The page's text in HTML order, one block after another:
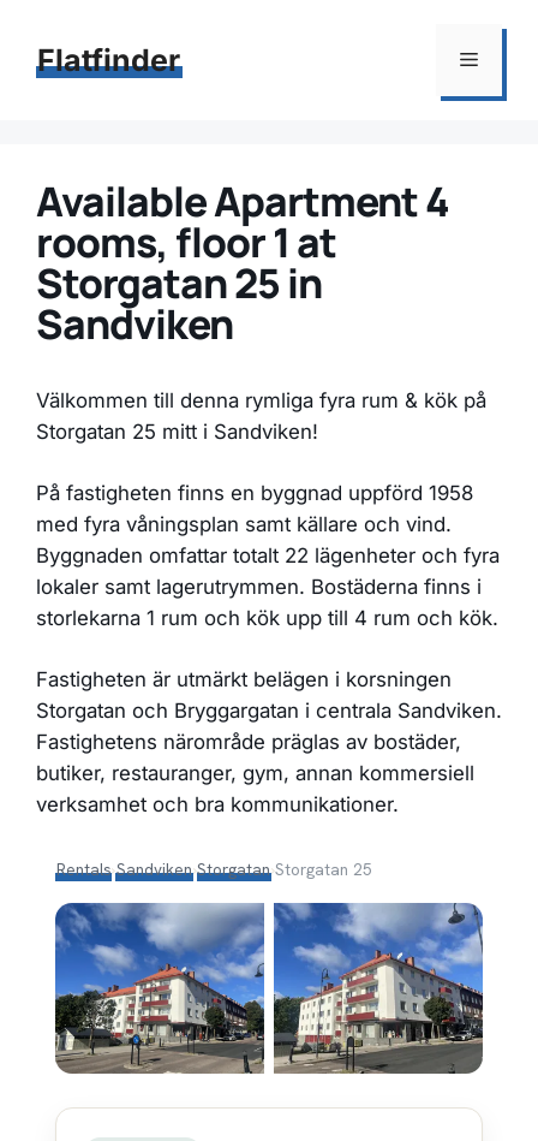
innehåll
Flatfinder Meny
Available Apartment 4
rooms, floor 1 at
Storgatan 25 in
Sandviken
Välkommen till denna rymliga fyra rum & kök på
Storgatan 25 mitt i Sandviken!
På fastigheten finns en byggnad uppförd 1958
med fyra våningsplan samt källare och vind.
Byggnaden omfattar totalt 22 lägenheter och fyra
lokaler samt lagerutrymmen. Bostäderna finns i
storlekarna 1 rum och kök upp till 4 rum och kök.
Fastigheten är utmärkt belägen i korsningen
Storgatan och Bryggargatan i centrala Sandviken.
Fastighetens närområde präglas av bostäder,
butiker, restauranger, gym, annan kommersiell
verksamhet och bra kommunikationer.
Rentals›Sandviken›Storgatan›Storgatan 25